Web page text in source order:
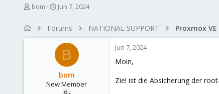
T
bom
S
r
a
e
Jun 7, 2024
Forums NATIONAL SUPPORT Proxmox
B
bom
New Member
Jun 7, 2024
Moin,
Ziel ist die Absicherung der